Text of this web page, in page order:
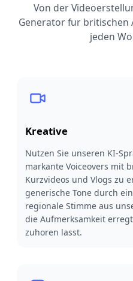
Von der
Generator fur britischen
jeden
Kreative
Nutzen Sie unseren KI-
markante Voiceovers mit
Kurzvideos und Vlogs zu
generische Tone durch
regionale Stimme aus
die Aufmerksamkeit
zuhoren lasst.